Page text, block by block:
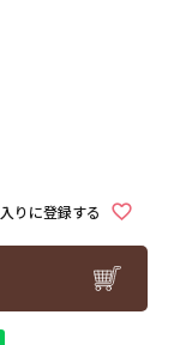
りに登録する